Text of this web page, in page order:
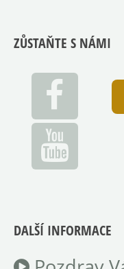
ZŮSTAŇTE S NÁMI
DALŠÍ INFORMACE